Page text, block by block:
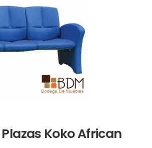
Koko African